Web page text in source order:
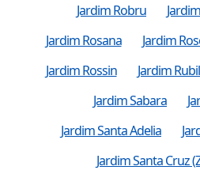
Jardim Robru
Jardim Rosana
Jardim
Jardim Rossin
Jardim
Jardim Sabara
Jardim Santa Adelia
Jardim Santa Cruz